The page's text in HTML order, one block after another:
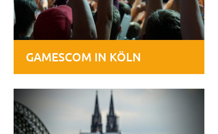
GAMESCOM IN KÖLN